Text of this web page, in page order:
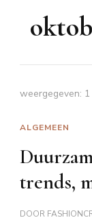
weergegeven:
ALGEMEEN
trends,
DOOR